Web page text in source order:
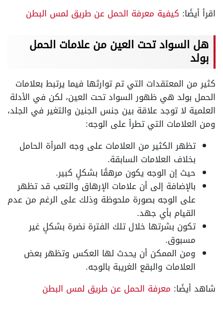
اقرأ أيضًا: كيفية معرفة الحمل عن طريق لمس البطن
هل السواد تحت العين من علامات الحمل
بولد
كثير من المعتقدات التي تم توارثها فيما يرتبط بعلامات
الحمل بولد هي ظهور السواد تحت العين، لكن في الأدلة
العلمية لا توجد علاقة بين جنس الجنين والتغير في الجلد،
ومن العلامات التي تطرأ على الوجه:
تظهر الكثير من العلامات على وجه المرأة الحامل
بخلاف العلامات السابقة.
حيث إن الوجه يكون مرهقًا بشكلٍ كبير.
بالإضافة إلى أن علامات الإرهاق والتعب قد تظهر
على الوجه بصورة ملحوظة وذلك على الرغم من عدم
القيام بأي جهد.
تكون بشرتها خلال تلك الفترة نضرة بشكلٍ غير
مسبوق.
ومن الممكن أن يحدث لها العكس وتظهر بعض
العلامات والبقع الغريبة بالوجه.
شاهد أيضًا: معرفة الحمل عن طريق لمس البطن